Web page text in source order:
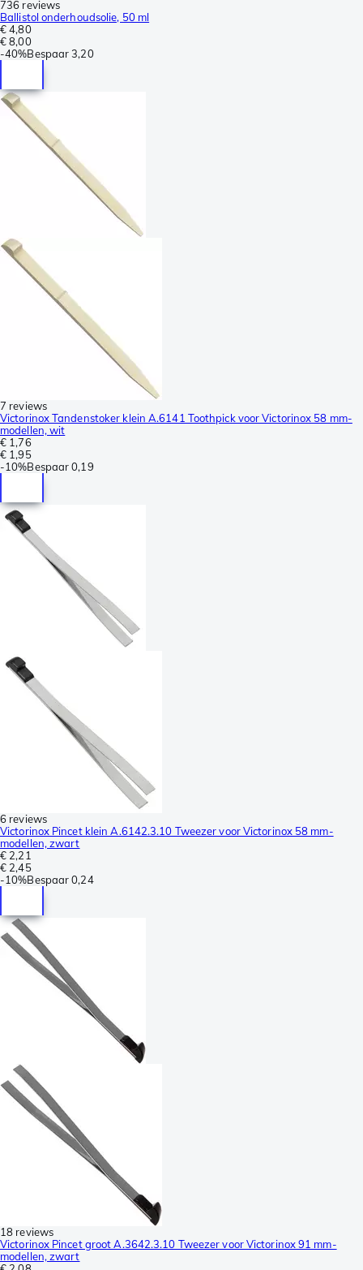
736 reviews
Ballistol onderhoudsolie, 50 ml
€ 4,80
€ 8,00
-40%Bespaar 3,20
7 reviews
Victorinox Tandenstoker klein A.6141 Toothpick voor Victorinox 58 mm-
modellen, wit
€ 1,76
€ 1,95
-10%Bespaar 0,19
6 reviews
Victorinox Pincet klein A.6142.3.10 Tweezer voor Victorinox 58 mm-
modellen, zwart
€ 2,21
€ 2,45
-10%Bespaar 0,24
18 reviews
Victorinox Pincet groot A.3642.3.10 Tweezer voor Victorinox 91 mm-
modellen, zwart